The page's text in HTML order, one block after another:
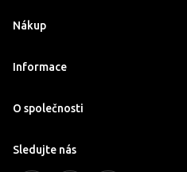
Nákup
Informace
O společnosti
Sledujte nás